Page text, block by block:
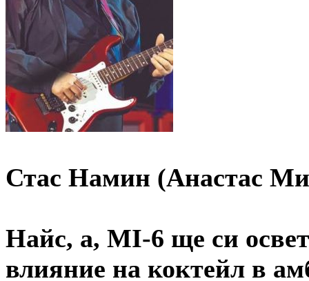
Стас Намин (Анастас
Найс, а, MI-6 ще си
влияние на коктейл в